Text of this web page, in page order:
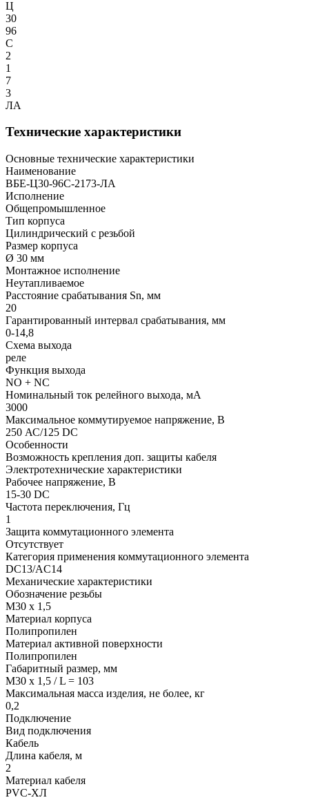
Ц
30
96
С
2
1
7
3
ЛА
Технические характеристики
Основные технические характеристики
Наименование
ВБЕ-Ц30-96С-2173-ЛА
Исполнение
Общепромышленное
Тип корпуса
Цилиндрический с резьбой
Размер корпуса
Ø 30 мм
Монтажное исполнение
Неутапливаемое
Расстояние срабатывания Sn, мм
20
Гарантированный интервал срабатывания, мм
0-14,8
Схема выхода
реле
Функция выхода
NO + NC
Номинальный ток релейного выхода, мА
3000
Максимальное коммутируемое напряжение, В
250 АС/125 DC
Особенности
Возможность крепления доп. защиты кабеля
Электротехнические характеристики
Рабочее напряжение, В
15-30 DC
Частота переключения, Гц
1
Защита коммутационного элемента
Отсутствует
Категория применения коммутационного элемента
DC13/АC14
Механические характеристики
Обозначение резьбы
M30 x 1,5
Материал корпуса
Полипропилен
Материал активной поверхности
Полипропилен
Габаритный размер, мм
M30 x 1,5 / L = 103
Максимальная масса изделия, не более, кг
0,2
Подключение
Вид подключения
Кабель
Длина кабеля, м
2
Материал кабеля
PVC-ХЛ